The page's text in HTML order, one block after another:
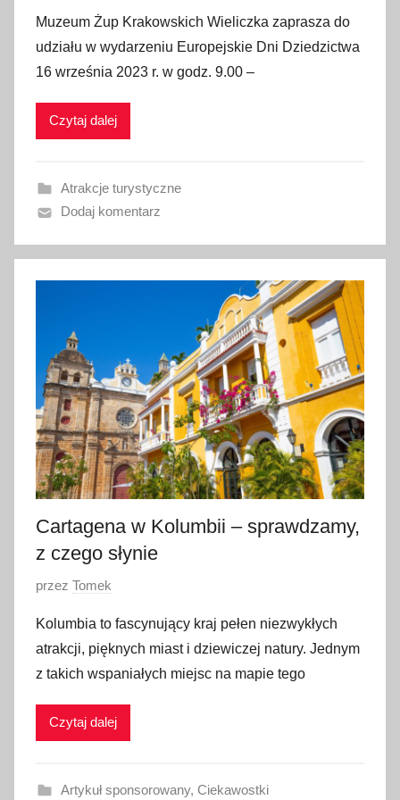
u
b
l
i
a
n
1
1
ś
n
i
a
2
0
3
Muzeum Żup Krakowskich Wieliczka zaprasza do
udziału w wydarzeniu Europejskie Dni Dziedzictwa
16 września 2023 r. w godz. 9.00 –
Czytaj dalej
Atrakcje turystyczne
Dodaj komentarz
Cartagena w Kolumbii – sprawdzamy,
z czego słynie
O
u
b
l
i
a
przez Tomek
Kolumbia to fascynujący kraj pełen niezwykłych
atrakcji, pięknych miast i dziewiczej natury. Jednym
z takich wspaniałych miejsc na mapie tego
Czytaj dalej
Artykuł sponsorowany, Ciekawostki